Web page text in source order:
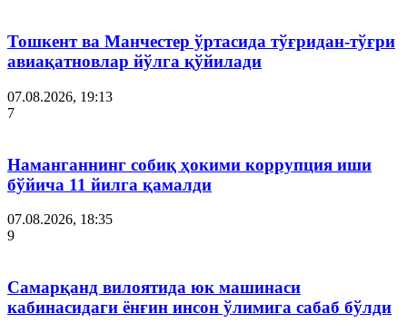
Тошкент ва Манчестер ўртасида тўғридан-тўғри
авиақатновлар йўлга қўйилади
07.08.2026, 19:13
7
Наманганнинг собиқ ҳокими коррупция иши
бўйича 11 йилга қамалди
07.08.2026, 18:35
9
Самарқанд вилоятида юк машинаси
кабинасидаги ёнғин инсон ўлимига сабаб бўлди